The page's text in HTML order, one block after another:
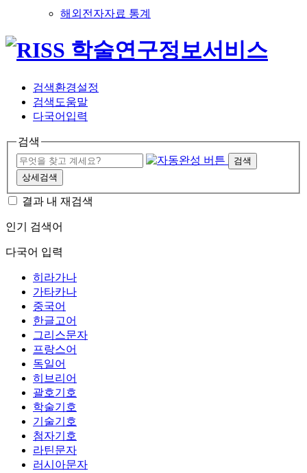
해외전자자료 통계
검색환경설정
검색도움말
다국어입력
검색
검색
상세검색
결과 내 재검색
인기 검색어
다국어 입력
히라가나
가타카나
중국어
한글고어
그리스문자
프랑스어
독일어
히브리어
괄호기호
학술기호
기술기호
첨자기호
라틴문자
러시아문자